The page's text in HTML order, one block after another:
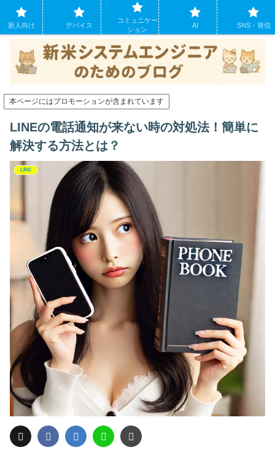
システムエンジニアになったばかりの方のために。現場でよくあるパソコンの
トラブルも
本ページにはプロモーションが含まれています
LINEの電話通知が来ない時の対処法！簡単に
解決する方法とは？
LINE
新人向け デバイス
コミュニケー
ション
AI SNS・発信